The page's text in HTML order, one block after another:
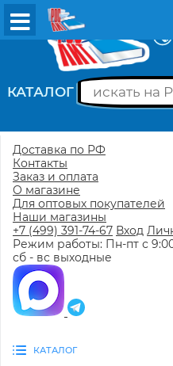
КАТАЛОГ
Доставка по РФ
Контакты
Заказ и оплата
О магазине
Для оптовых покупателей
Наши магазины
+7 (499) 391-74-67 Вход
Режим работы: Пн-пт с
сб - вс выходные
КАТАЛОГ